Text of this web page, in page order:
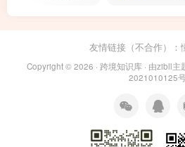
友情链接（不合作）：
Copyright © 2026 · 跨境知识库 · 由zibll主
2021010125